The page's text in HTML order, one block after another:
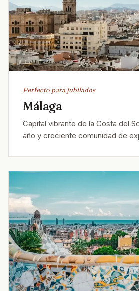
Perfecto para jubilados
Málaga
Capital vibrante de la Costa del
año y creciente comunidad de